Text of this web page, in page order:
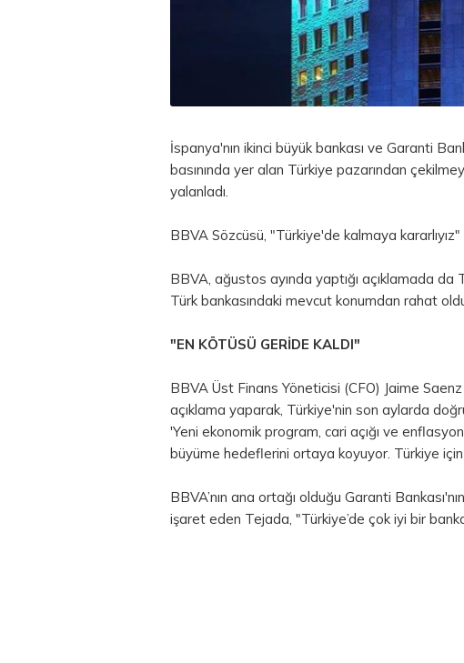
İspanya'nın ikinci büyük bankası ve Garanti
basınında yer alan Türkiye pazarından
yalanladı.
BBVA Sözcüsü, "Türkiye'de kalmaya kararlıyız"
BBVA, ağustos ayında yaptığı açıklamada da
Türk bankasındaki mevcut konumdan rahat
"EN KÖTÜSÜ GERİDE KALDI"
BBVA Üst Finans Yöneticisi (CFO) Jaime
açıklama yaparak, Türkiye'nin son aylarda
'Yeni ekonomik program, cari açığı ve
büyüme hedeflerini ortaya koyuyor. Türkiye
BBVA’nın ana ortağı olduğu Garanti
işaret eden Tejada, "Türkiye’de çok iyi bir